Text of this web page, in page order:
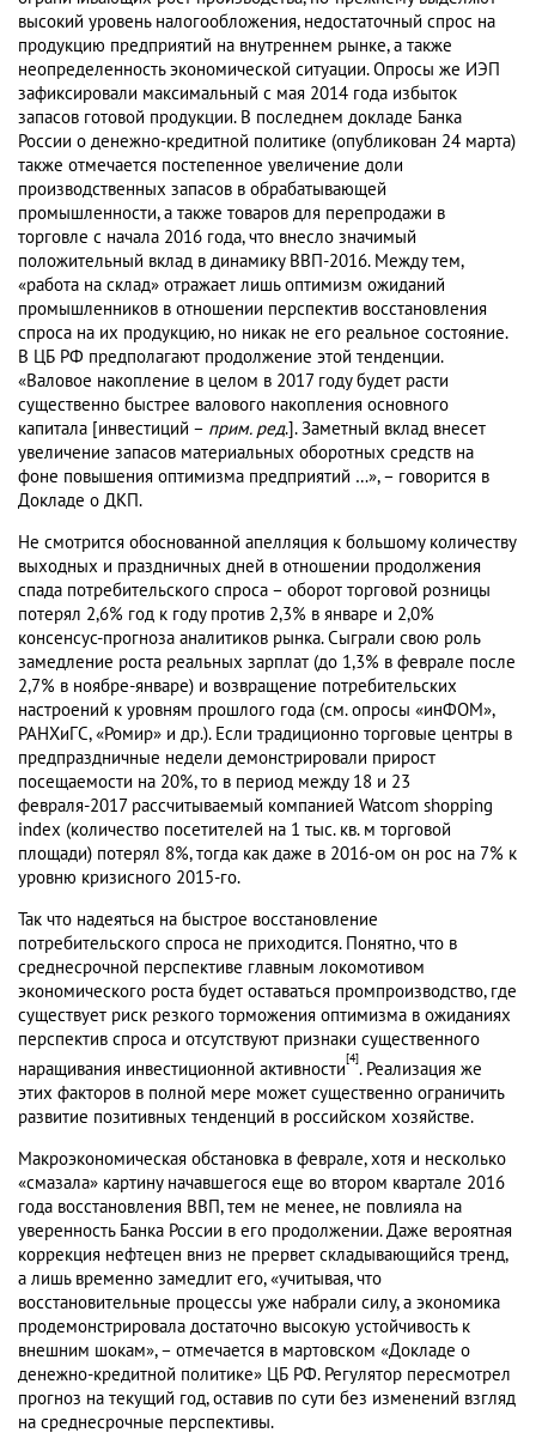
высокий уровень налогообложения, недостаточный спрос на
продукцию предприятий на внутреннем рынке, а также
неопределенность экономической ситуации. Опросы же ИЭП
зафиксировали максимальный с мая 2014 года избыток
запасов готовой продукции. В последнем докладе Банка
России о денежно-кредитной политике (опубликован 24 марта)
также отмечается постепенное увеличение доли
производственных запасов в обрабатывающей
промышленности, а также товаров для перепродажи в
торговле с начала 2016 года, что внесло значимый
положительный вклад в динамику ВВП-2016. Между тем,
«работа на склад» отражает лишь оптимизм ожиданий
промышленников в отношении перспектив восстановления
спроса на их продукцию, но никак не его реальное состояние.
В ЦБ РФ предполагают продолжение этой тенденции.
«Валовое накопление в целом в 2017 году будет расти
существенно быстрее валового накопления основного
капитала [инвестиций – прим. ред.]. Заметный вклад внесет
увеличение запасов материальных оборотных средств на
фоне повышения оптимизма предприятий …», – говорится в
Докладе о ДКП.
Не смотрится обоснованной апелляция к большому количеству
выходных и праздничных дней в отношении продолжения
спада потребительского спроса – оборот торговой розницы
потерял 2,6% год к году против 2,3% в январе и 2,0%
консенсус-прогноза аналитиков рынка. Сыграли свою роль
замедление роста реальных зарплат (до 1,3% в феврале после
2,7% в ноябре-январе) и возвращение потребительских
настроений к уровням прошлого года (см. опросы «инФОМ»,
РАНХиГС, «Ромир» и др.). Если традиционно торговые центры в
предпраздничные недели демонстрировали прирост
посещаемости на 20%, то в период между 18 и 23
февраля-2017 рассчитываемый компанией Watcom shopping
index (количество посетителей на 1 тыс. кв. м торговой
площади) потерял 8%, тогда как даже в 2016-ом он рос на 7% к
уровню кризисного 2015-го.
Так что надеяться на быстрое восстановление
потребительского спроса не приходится. Понятно, что в
среднесрочной перспективе главным локомотивом
экономического роста будет оставаться промпроизводство, где
существует риск резкого торможения оптимизма в ожиданиях
перспектив спроса и отсутствуют признаки существенного
наращивания инвестиционной активности
[4]
. Реализация же
этих факторов в полной мере может существенно ограничить
развитие позитивных тенденций в российском хозяйстве.
Макроэкономическая обстановка в феврале, хотя и несколько
«смазала» картину начавшегося еще во втором квартале 2016
года восстановления ВВП, тем не менее, не повлияла на
уверенность Банка России в его продолжении. Даже вероятная
коррекция нефтецен вниз не прервет складывающийся тренд,
а лишь временно замедлит его, «учитывая, что
восстановительные процессы уже набрали силу, а экономика
продемонстрировала достаточно высокую устойчивость к
внешним шокам», – отмечается в мартовском «Докладе о
денежно-кредитной политике» ЦБ РФ. Регулятор пересмотрел
прогноз на текущий год, оставив по сути без изменений взгляд
на среднесрочные перспективы.